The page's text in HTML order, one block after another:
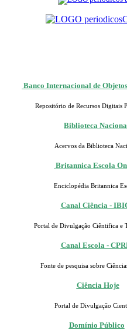
Banco Internacional de
Repositório de Recursos Digitais
Biblioteca
Acervos da Biblioteca
Britannica Escola
Enciclopédia Britannica
Canal Ciência -
Portal de Divulgação Ciêntifica e
Canal Escola -
Fonte de pesquisa sobre
Ciência Hoje
Portal de Divulgação
Domínio Público